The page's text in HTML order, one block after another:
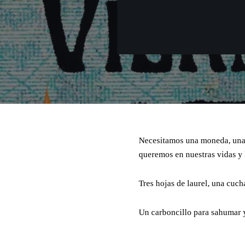
Necesitamos una moneda,
queremos en nuestras vidas
Tres hojas de laurel, una
Un carboncillo para sahumar